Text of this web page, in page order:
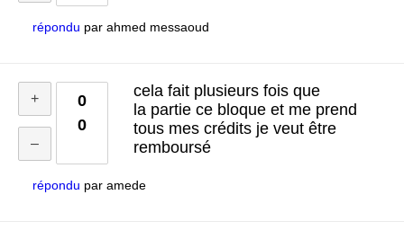
répondu par ahmed messaoud
0
0
cela fait plusieurs fois que
la partie ce bloque et me prend
tous mes crédits je veut être
remboursé
répondu par amede